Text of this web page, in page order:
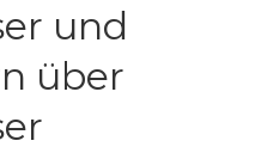
und
über